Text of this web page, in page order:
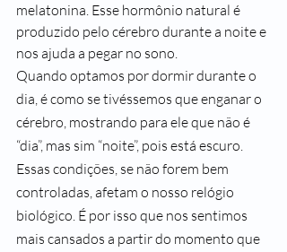
melatonina. Esse hormônio natural é
produzido pelo cérebro durante a noite e
nos ajuda a pegar no sono.
Quando optamos por dormir durante o
dia, é como se tivéssemos que enganar o
cérebro, mostrando para ele que não é
“dia”, mas sim “noite”, pois está escuro.
Essas condições, se não forem bem
controladas, afetam o nosso relógio
biológico. É por isso que nos sentimos
mais cansados a partir do momento que